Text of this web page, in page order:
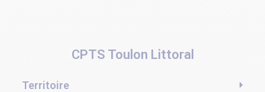
CPTS Toulon Littoral
Territoire